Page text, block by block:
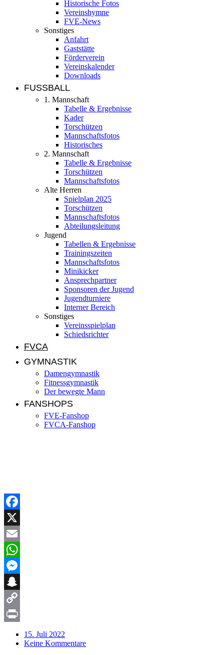
Historische Fotos
Vereinshymne
FVE-News
Sonstiges
Anfahrt
Gaststätte
Förderverein
Vereinskalender
Downloads
FUSSBALL
1. Mannschaft
Tabelle & Ergebnisse
Kader
Torschützen
Mannschaftsfotos
Historisches
2. Mannschaft
Tabelle & Ergebnisse
Torschützen
Mannschaftsfotos
Alte Herren
Spielplan 2025
Torschützen
Mannschaftsfotos
Abteilungsleitung
Jugend
Tabellen & Ergebnisse
Trainingszeiten
Mannschaftsfotos
Minikicker
Ansprechpartner
Sponsoren der Jugend
Jugendturniere
Interner Bereich
Sonstiges
Vereinsspielplan
Schiedsrichter
FVCA
GYMNASTIK
Damengymnastik
Fitnessgymnastik
Der bewegte Mann
FANSHOPS
FVE-Fanshop
FVCA-Fanshop
Facebook
X
Email
WhatsApp
Messenger
Snapchat
Copy
15. Juli 2022
Keine Kommentare